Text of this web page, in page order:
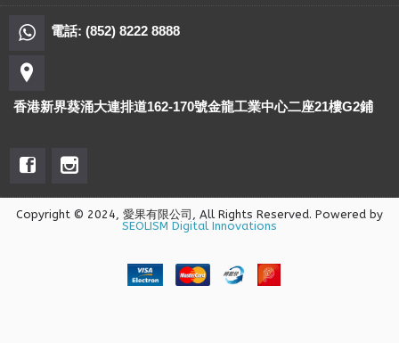
電話: (852) 8222 8888
香港新界葵涌大連排道162-170號金龍工業中心二座21樓G2鋪
Copyright © 2024, 愛果有限公司, All Rights Reserved. Powered by
SEOLISM Digital Innovations